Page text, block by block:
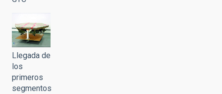
Llegada de
los
primeros
segmentos